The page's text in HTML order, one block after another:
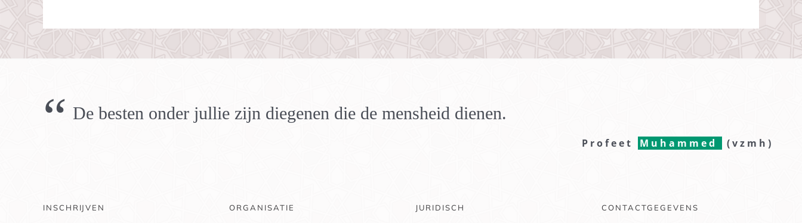
“ De besten onder jullie zijn diegenen die de mensheid dienen.
Profeet Muhammed (vzmh)
INSCHRIJVEN ORGANISATIE JURIDISCH CONTACTGEGEVENS